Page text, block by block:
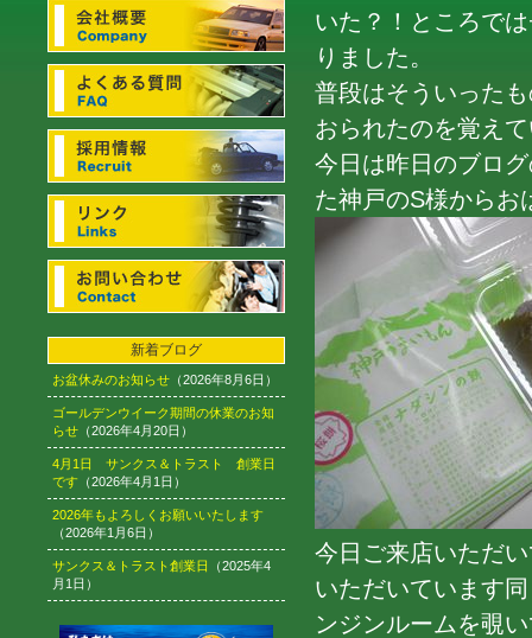
新着ブログ
お盆休みのお知らせ （2026年8月6日）
ゴールデンウイーク期間の休業のお知
らせ （2026年4月20日）
4月1日 サンクス＆トラスト 創業日
です （2026年4月1日）
2026年もよろしくお願いいたします
（2026年1月6日）
サンクス＆トラスト創業日
（2025年4
月1日）
いた？！ところで
りました。
普段はそういった
おられたのを覚え
今日は昨日のブロ
た神戸のS様からお
今日ご来店いただ
いただいています
ンジンルームを覗